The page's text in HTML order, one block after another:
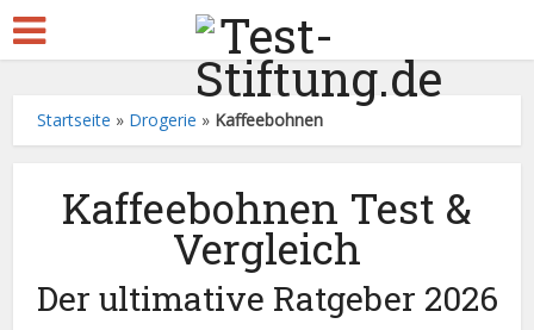
Startseite » Drogerie » Kaffeebohnen
Kaffeebohnen Test &
Vergleich
Der ultimative Ratgeber 2026